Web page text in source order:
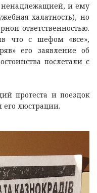
и ему
халатность), но
ответственностью.
что с шефом «все»,
его заявление об
послетали с
протеста и поездок
его люстрации.